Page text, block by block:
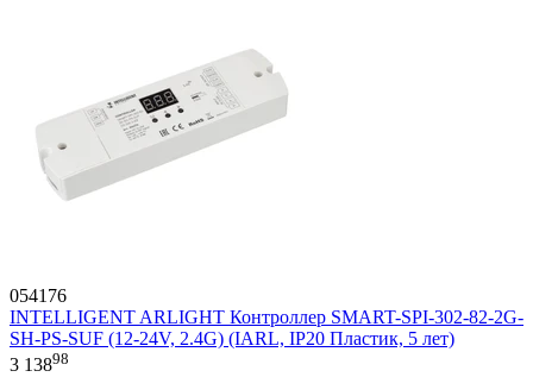
054176
INTELLIGENT ARLIGHT Контроллер SMART-SPI-302-82-2G-
SH-PS-SUF (12-24V, 2.4G) (IARL, IP20 Пластик, 5 лет)
3 13898